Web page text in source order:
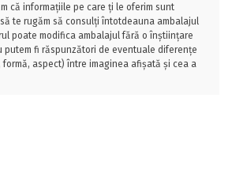
că informațiile pe care ți le oferim sunt
te rugăm să consulți întotdeauna ambalajul
poate modifica ambalajul fără o înștiințare
putem fi răspunzători de eventuale diferențe
aspect) între imaginea afișată și cea a